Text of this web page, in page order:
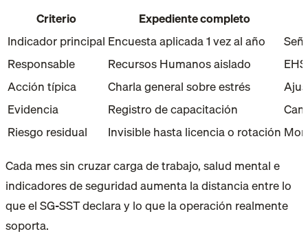
Criterio
Expediente completo
Indicador principal Encuesta aplicada 1 vez al año
Responsable
Recursos Humanos aislado
Acción típica
Charla general sobre estrés
Evidencia
Registro de capacitación
Riesgo residual
Invisible hasta licencia o rotación
Cada mes sin cruzar carga de trabajo, salud mental e
indicadores de seguridad aumenta la distancia entre lo
que el SG-SST declara y lo que la operación realmente
soporta.